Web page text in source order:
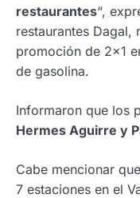
restaurantes“,
restaurantes Dagal,
promoción de 2×1
de gasolina.
Informaron que los
Hermes Aguirre y
Cabe mencionar
7 estaciones en el